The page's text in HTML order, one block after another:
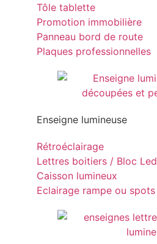
Tôle tablette
Promotion immobilière
Panneau bord de route
Plaques professionnelles
Enseigne lumineuse
Rétroéclairage
Lettres boitiers / Bloc Led
Caisson lumineux
Eclairage rampe ou spots